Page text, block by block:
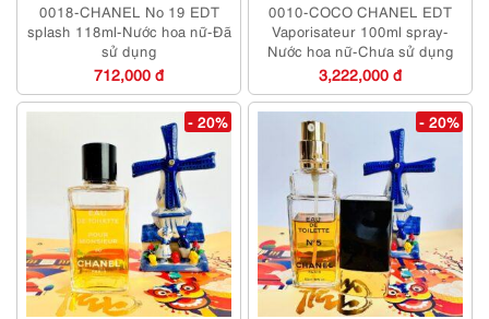
0018-CHANEL No 19 EDT
splash 118ml-Nước hoa nữ-Đã
sử dụng
712,000 đ
0010-COCO CHANEL EDT
Vaporisateur 100ml spray-
Nước hoa nữ-Chưa sử dụng
3,222,000 đ
- 20% - 20%